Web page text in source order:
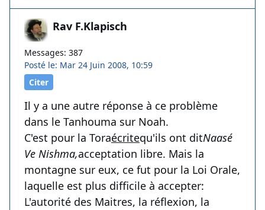
Rav F.Klapisch
Messages: 387
Posté le: Mar 24 Juin 2008, 10:59
Citer
Il y a une autre réponse à ce problème
dans le Tanhouma sur Noah.
C'est pour la Toraécritequ'ils ont ditNaasé
Ve Nishma,acceptation libre. Mais la
montagne sur eux, ce fut pour la Loi Orale,
laquelle est plus difficile à accepter:
L'autorité des Maitres, la réflexion, la